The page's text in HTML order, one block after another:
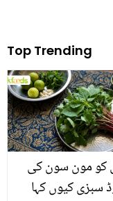
Top Trending
کو مون سون کی
سبزی کیوں کہا